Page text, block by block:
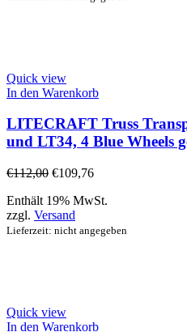
Quick view
In den Warenkorb
LITECRAFT Truss
und LT34, 4 Blue Wheels
€112,00 €109,76
Enthält 19% MwSt.
zzgl. Versand
Lieferzeit: nicht angegeben
Quick view
In den Warenkorb